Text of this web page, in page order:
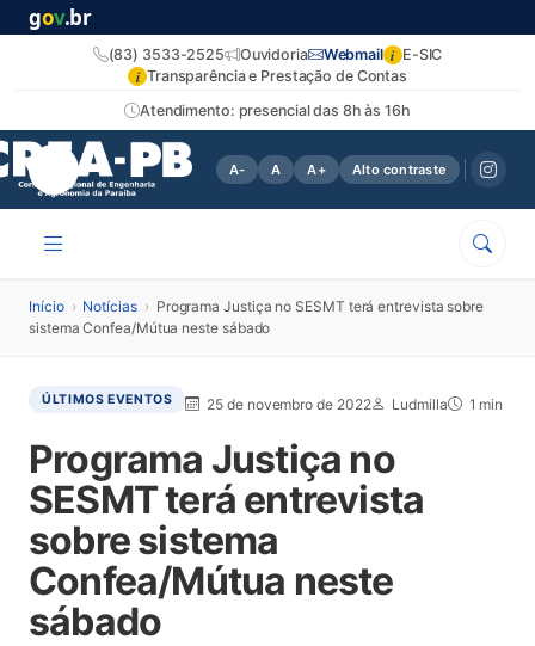
gov.br
Atendimento: presencial das 8h às 16h
(83) 3533-2525 Ouvidoria Webmail i E-SIC
i Transparência e Prestação de Contas
A- A A+ Alto contraste
Início › Notícias › Programa Justiça no SESMT terá entrevista sobre
sistema Confea/Mútua neste sábado
ÚLTIMOS EVENTOS 25 de novembro de 2022 Ludmilla 1 min
Programa Justiça no
SESMT terá entrevista
sobre sistema
Confea/Mútua neste
sábado